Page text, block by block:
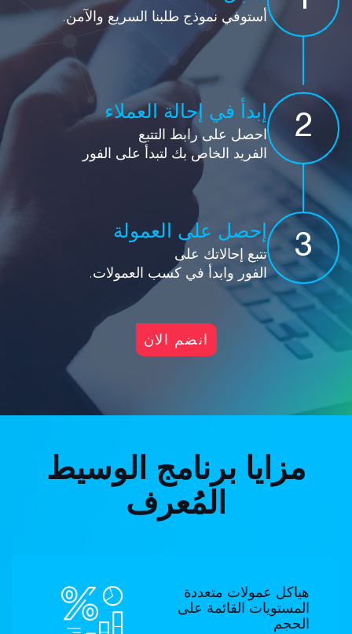
أستوفي نموذج طلبنا السريع والآمن.
2 إبدأ في إحالة العملاء
احصل على رابط التتبع
الفريد الخاص بك لتبدأ على الفور
3 إحصل على العمولة
تتبع إحالاتك على
الفور وابدأ في كسب العمولات.
انضم الان
مزايا برنامج الوسيط
المُعرف
هياكل عمولات متعددة
المستويات القائمة على
الحجم